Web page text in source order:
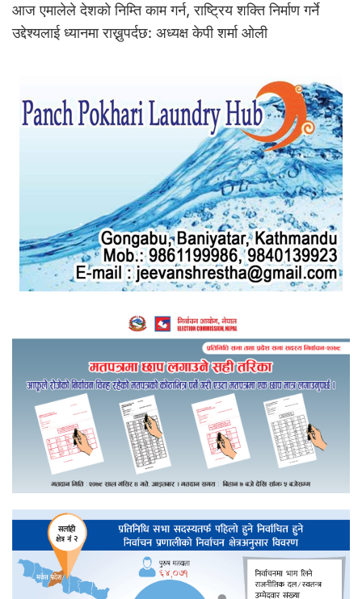
आज एमालेले देशको निम्ति काम गर्न, राष्ट्रिय शक्ति निर्माण गर्ने
उद्देश्यलाई ध्यानमा राख्नुपर्दछ: अध्यक्ष केपी शर्मा ओली